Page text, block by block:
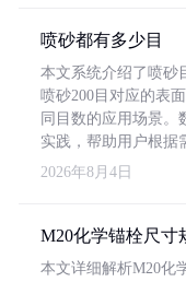
喷砂都有多少目
本文系统介绍了喷砂
喷砂200目对应的表
同目数的应用场景。
实践，帮助用户根据
2026年8月4日
M20化学锚栓尺寸
本文详细解析M20化